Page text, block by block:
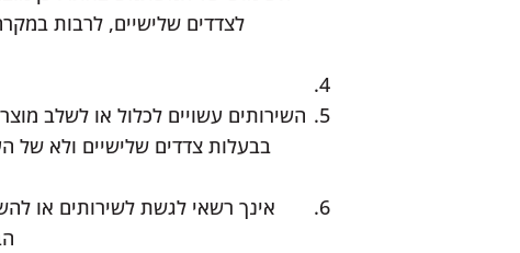
לצדדים שלישיים, לרבות
השירותים עשויים לכלול או לשלב
בבעלות צדדים שלישיים ולא של
אינך רשאי לגשת לשירותים או